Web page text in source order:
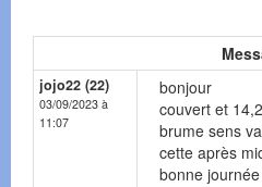
jojo22 (22)
03/09/2023 à
11:07
bonjour
couvert et
brume sens
cette après
bonne journée